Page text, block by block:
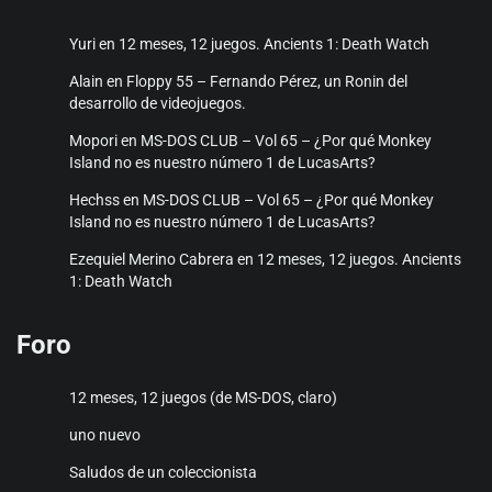
Yurien 12 meses, 12 juegos. Ancients 1: Death Watch
Alain en Floppy 55 – Fernando Pérez, un Ronin del
desarrollo de videojuegos.
Moporien MS-DOS CLUB – Vol 65 – ¿Por qué Monkey
Island no es nuestro número 1 de LucasArts?
Hechssen MS-DOS CLUB – Vol 65 – ¿Por qué Monkey
Island no es nuestro número 1 de LucasArts?
Ezequiel Merino Cabrera en 12 meses, 12 juegos. Ancients
1: Death Watch
Foro
12 meses, 12 juegos (de MS-DOS, claro)
uno nuevo
Saludos de un coleccionista